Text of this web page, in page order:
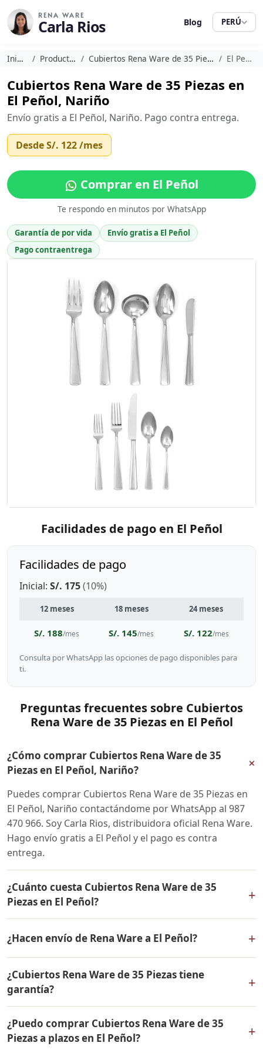
RENA WARE
Carla Rios Blog PERÚ
Inicio Productos Cubiertos Rena Ware de 35 Piezas El Peñol
Cubiertos Rena Ware de 35 Piezas en
El Peñol, Nariño
Envío gratis a El Peñol, Nariño. Pago contra entrega.
DesdeS/. 122/mes
Comprar en El Peñol
Te respondo en minutos por WhatsApp
Garantía de por vida
Envío gratis a El Peñol
Pago contraentrega
Facilidades de pago en El Peñol
Facilidades de pago
Inicial: S/. 175(10%)
12 meses 18 meses 24 meses
S/. 188/mes S/. 145/mes S/. 122/mes
Consulta por WhatsApp las opciones de pago disponibles para
ti.
Preguntas frecuentes sobre Cubiertos
Rena Ware de 35 Piezas en El Peñol
¿Cómo comprar Cubiertos Rena Ware de 35
Piezas en El Peñol, Nariño?
+
Puedes comprar Cubiertos Rena Ware de 35 Piezas en
El Peñol, Nariño contactándome por WhatsApp al 987
470 966. Soy Carla Rios, distribuidora oficial Rena Ware.
Hago envío gratis a El Peñol y el pago es contra
entrega.
¿Cuánto cuesta Cubiertos Rena Ware de 35
Piezas en El Peñol?
+
mismo en todo Colombia. Contáctame por WhatsApp
para conocer el precio actual, promociones disponibles
y facilidades de pago en cuotas desde el 10% de inicial.
¿Hacen envío de Rena Ware a El Peñol? +
Piezas a El Peñol, Nariño y a todo Colombia. El pago es
contra entrega.
¿Cubiertos Rena Ware de 35 Piezas tiene
garantía?
+
por vida contra defectos de fabricación. Todos los
productos Rena Ware están fabricados en acero
¿Puedo comprar Cubiertos Rena Ware de 35
Piezas a plazos en El Peñol?
+